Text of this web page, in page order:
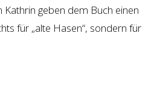
geben dem Buch einen
für „alte Hasen“, sondern für